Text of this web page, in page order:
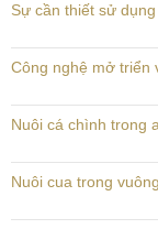
Sự cần thiết sử
Công nghệ mở triển
Nuôi cá chình trong
Nuôi cua trong